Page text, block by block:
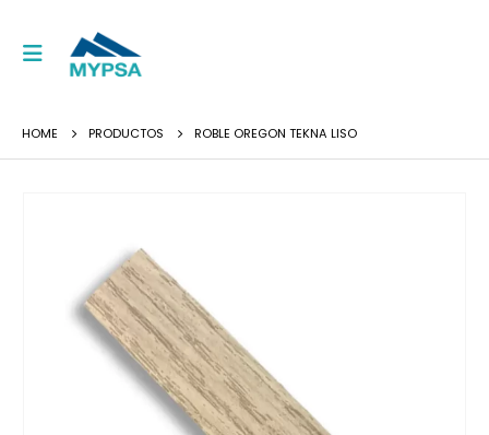
HOME PRODUCTOS ROBLE OREGON TEKNA LISO